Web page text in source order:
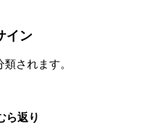
イン
されます。
ら返り